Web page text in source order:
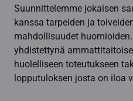
Suunnittelemme jokaisen
kanssa tarpeiden ja
mahdollisuudet
yhdistettynä
huolelliseen toteutukseen
lopputuloksen josta on iloa